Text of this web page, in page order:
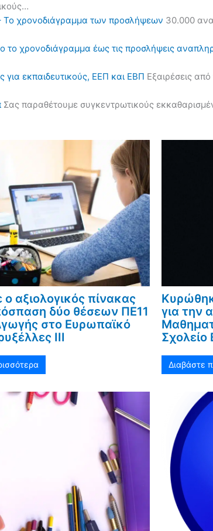
Το χρονοδιάγραμμα των προσλήψεων 30.000
το χρονοδιάγραμμα έως τις προσλήψεις
για εκπαιδευτικούς, ΕΕΠ και ΕΒΠ Εξαιρέσεις
Σας παραθέτουμε συγκεντρωτικούς
αξιολογικός πίνακας
δύο θέσεων ΠΕ11
στο Ευρωπαϊκό
ΙΙΙ
για την
Σχολείο
Διαβάστε